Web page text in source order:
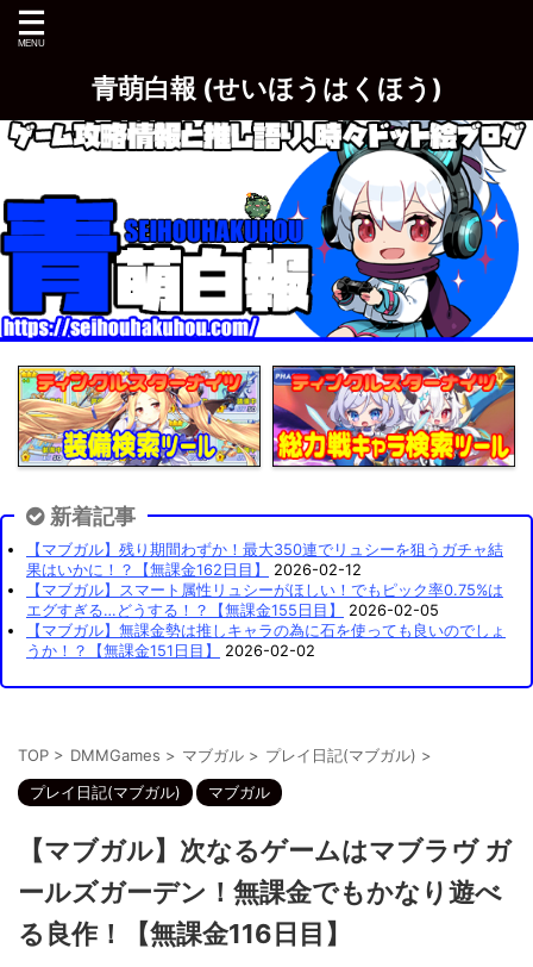
青萌白報 (せいほうはくほう)
新着記事
【マブガル】残り期間わずか！最大350連でリュシーを狙うガチャ結
果はいかに！？【無課金162日目】
2026-02-12
【マブガル】スマート属性リュシーがほしい！でもピック率0.75%は
エグすぎる…どうする！？【無課金155日目】
2026-02-05
【マブガル】無課金勢は推しキャラの為に石を使っても良いのでしょ
うか！？【無課金151日目】
2026-02-02
TOP > DMMGames > マブガル > プレイ日記(マブガル) >
プレイ日記(マブガル)
マブガル
【マブガル】次なるゲームはマブラヴ ガ
ールズガーデン！無課金でもかなり遊べ
る良作！【無課金116日目】